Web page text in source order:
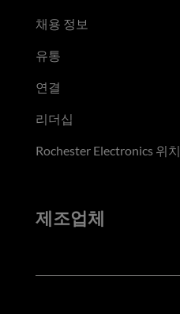
채용 정보
유통
연결
리더십
Rochester Electronics 위치
제조업체